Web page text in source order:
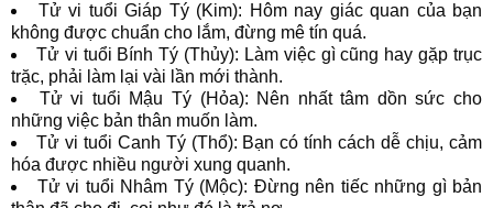
Tử vi tuổi Giáp Tý (Kim): Hôm nay giác quan của bạn
không được chuẩn cho lắm, đừng mê tín quá.
Tử vi tuổi Bính Tý (Thủy): Làm việc gì cũng hay gặp trục
trặc, phải làm lại vài lần mới thành.
Tử vi tuổi Mậu Tý (Hỏa): Nên nhất tâm dồn sức cho
những việc bản thân muốn làm.
Tử vi tuổi Canh Tý (Thổ): Bạn có tính cách dễ chịu, cảm
hóa được nhiều người xung quanh.
Tử vi tuổi Nhâm Tý (Mộc): Đừng nên tiếc những gì bản